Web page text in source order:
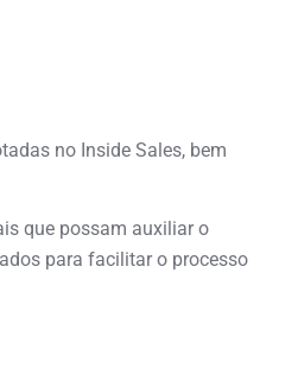
no Inside Sales, bem
que possam auxiliar o
para facilitar o processo